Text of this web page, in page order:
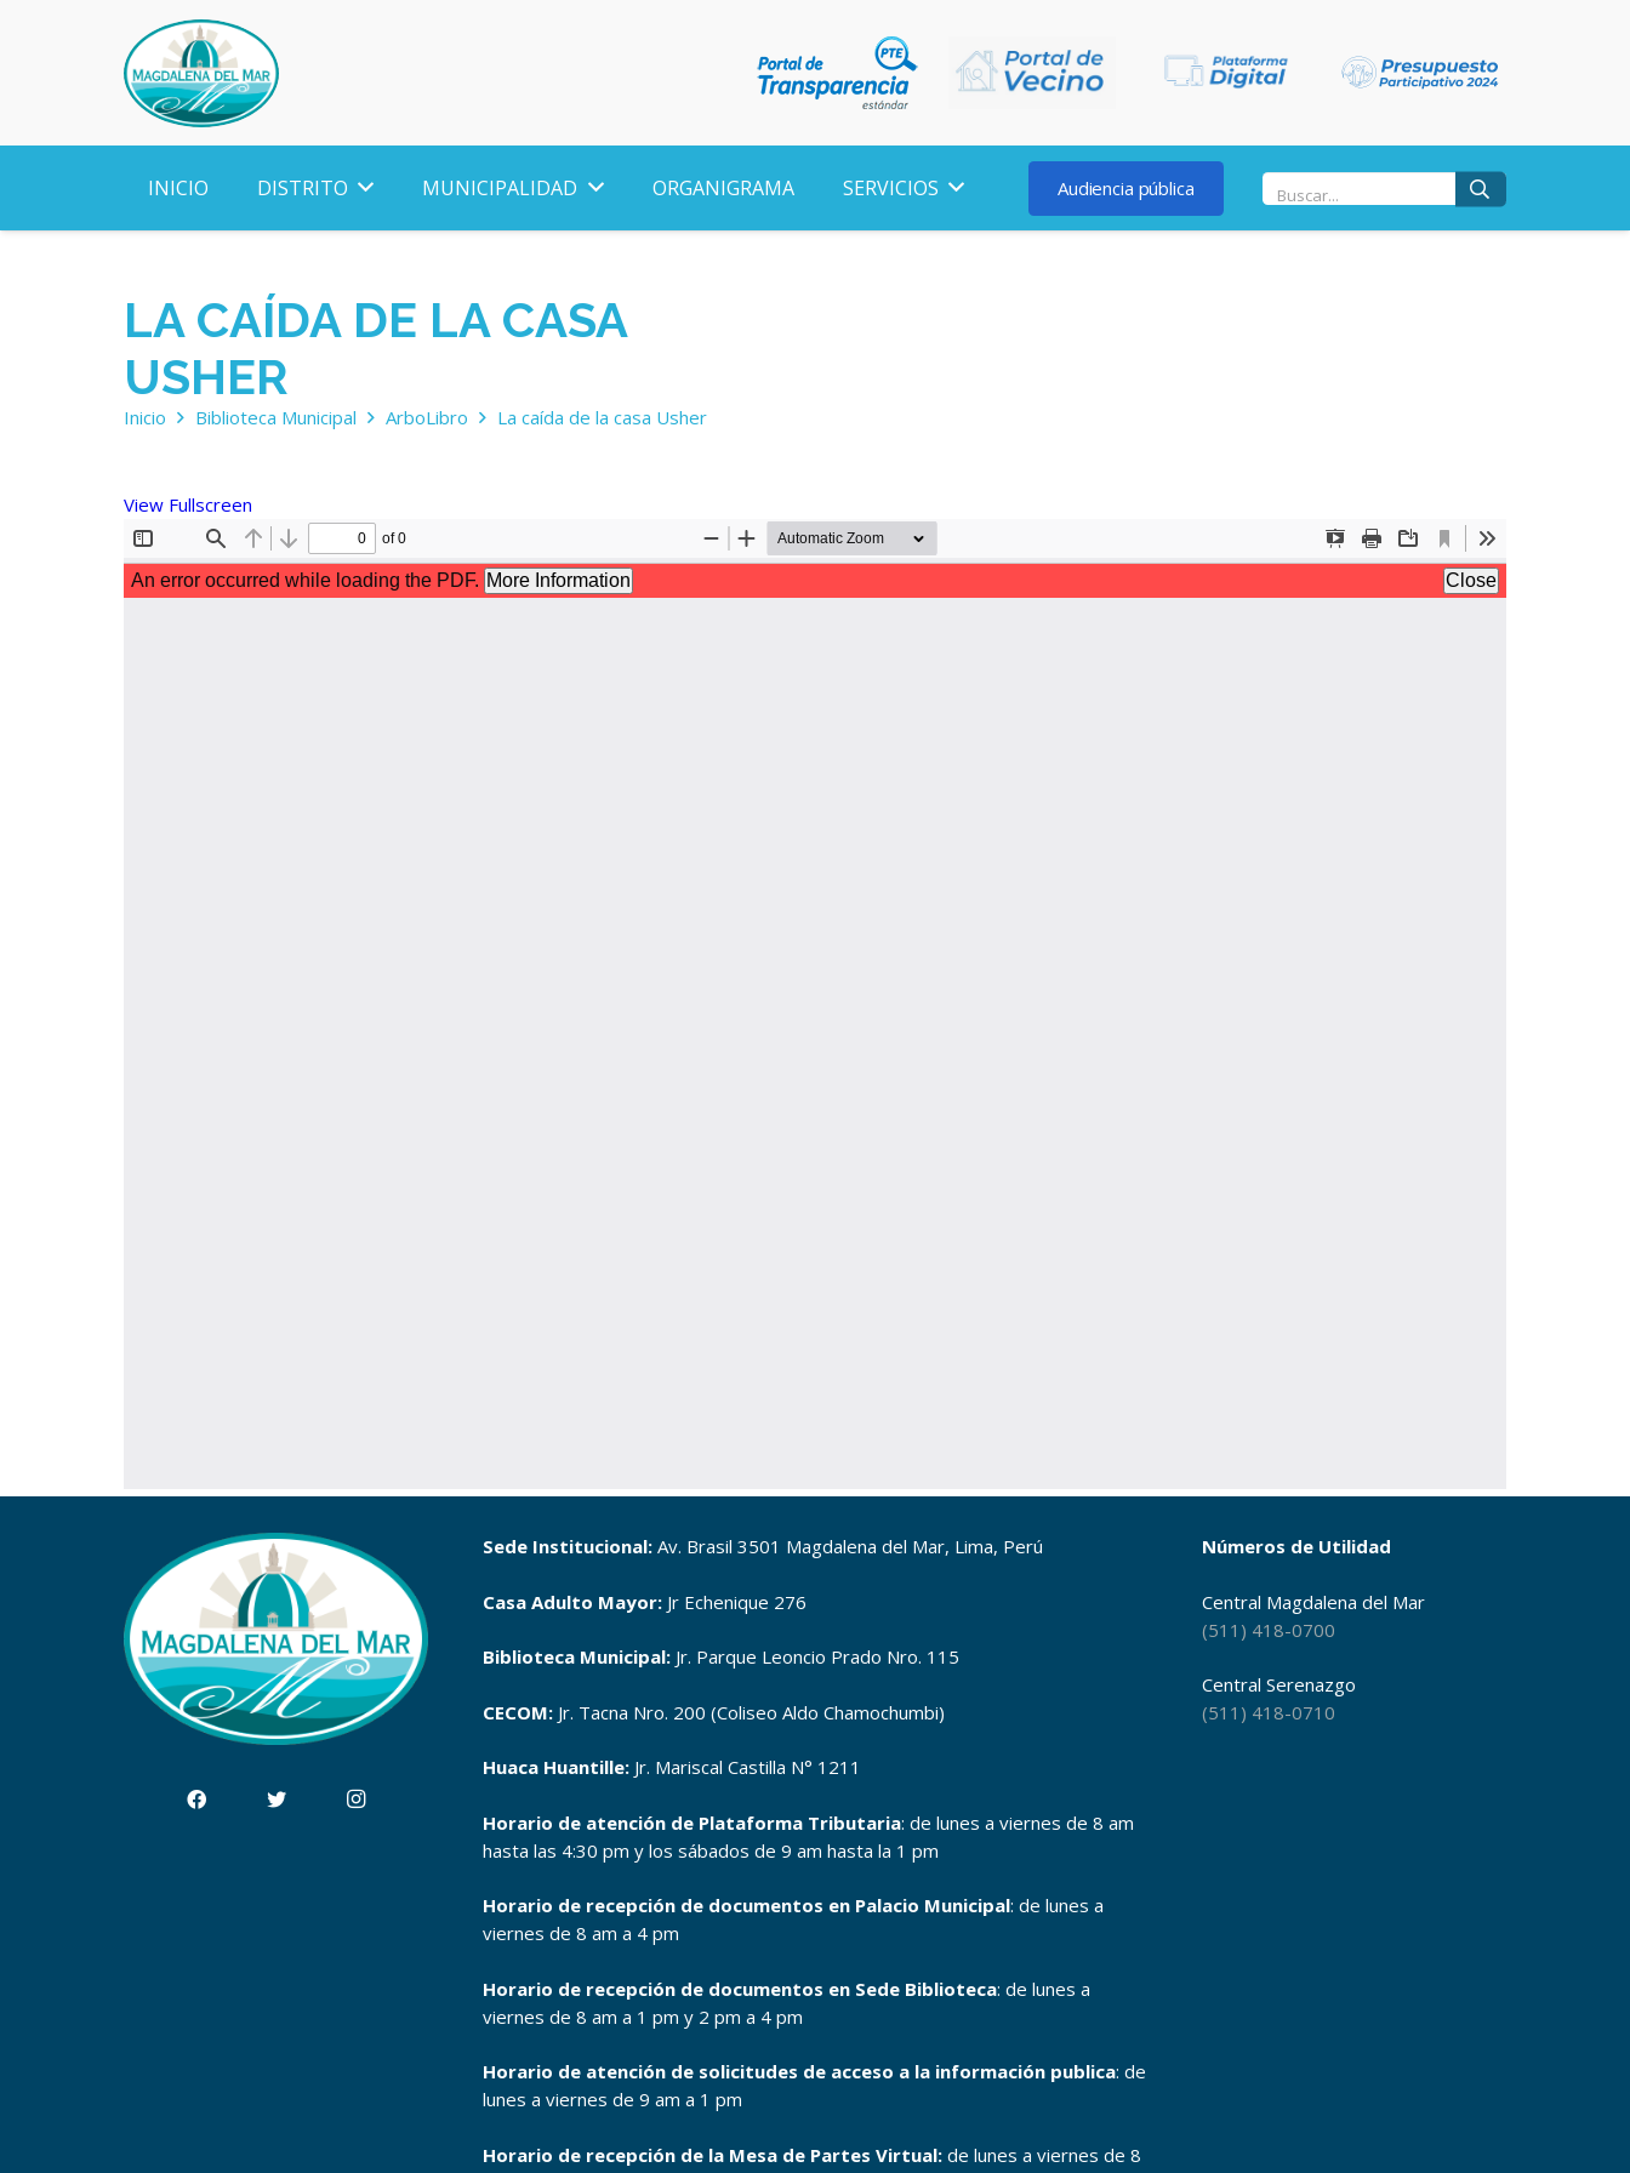
INICIO DISTRITO MUNICIPALIDAD ORGANIGRAMA SERVICIOS Audiencia pública
LA CAÍDA DE LA CASA
USHER
Inicio Biblioteca Municipal ArboLibro La caída de la casa Usher
View Fullscreen
Sede Institucional: Av. Brasil 3501 Magdalena del Mar, Lima, Perú
Casa Adulto Mayor: Jr Echenique 276
Biblioteca Municipal: Jr. Parque Leoncio Prado Nro. 115
CECOM: Jr. Tacna Nro. 200 (Coliseo Aldo Chamochumbi)
Huaca Huantille: Jr. Mariscal Castilla N° 1211
Horario de atención de Plataforma Tributaria: de lunes a viernes de 8 am
hasta las 4:30 pm y los sábados de 9 am hasta la 1 pm
Horario de recepción de documentos en Palacio Municipal: de lunes a
viernes de 8 am a 4 pm
Horario de recepción de documentos en Sede Biblioteca: de lunes a
viernes de 8 am a 1 pm y 2 pm a 4 pm
Horario de atención de solicitudes de acceso a la información publica: de
lunes a viernes de 9 am a 1 pm
Horario de recepción de la Mesa de Partes Virtual: de lunes a viernes de 8
Números de Utilidad
Central Magdalena del Mar
(511) 418-0700
Central Serenazgo
(511) 418-0710